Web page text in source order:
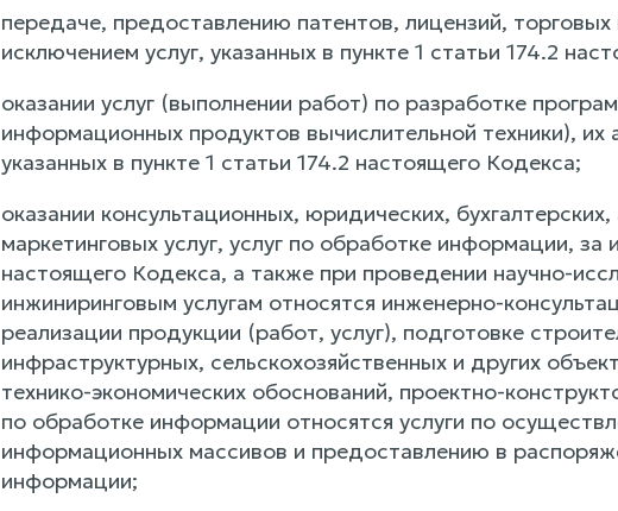
передаче, предоставлению патентов, лицензий,
исключением услуг, указанных в пункте 1 статьи 174.2
оказании услуг (выполнении работ) по разработке
информационных продуктов вычислительной техники),
указанных в пункте 1 статьи 174.2 настоящего Кодекса;
оказании консультационных, юридических,
маркетинговых услуг, услуг по обработке информации, за
настоящего Кодекса, а также при проведении научно-
инжиниринговым услугам относятся инженерно-
реализации продукции (работ, услуг), подготовке
инфраструктурных, сельскохозяйственных и других
технико-экономических обоснований, проектно-
по обработке информации относятся услуги по
информационных массивов и предоставлению в
информации;